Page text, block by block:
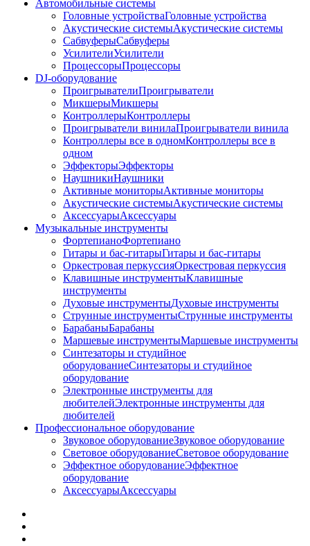
Автомобильные системы
Головные устройстваГоловные устройства
Акустические системыАкустические системы
СабвуферыСабвуферы
УсилителиУсилители
ПроцессорыПроцессоры
DJ-оборудование
ПроигрывателиПроигрыватели
МикшерыМикшеры
КонтроллерыКонтроллеры
Проигрыватели винилаПроигрыватели винила
Контроллеры все в одномКонтроллеры все в
одном
ЭффекторыЭффекторы
НаушникиНаушники
Активные мониторыАктивные мониторы
Акустические системыАкустические системы
АксессуарыАксессуары
Музыкальные инструменты
ФортепианоФортепиано
Гитары и бас-гитарыГитары и бас-гитары
Оркестровая перкуссияОркестровая перкуссия
Клавишные инструментыКлавишные
инструменты
Духовые инструментыДуховые инструменты
Струнные инструментыСтрунные инструменты
БарабаныБарабаны
Маршевые инструментыМаршевые инструменты
Синтезаторы и студийное
оборудованиеСинтезаторы и студийное
оборудование
Электронные инструменты для
любителейЭлектронные инструменты для
любителей
Профессиональное оборудование
Звуковое оборудованиеЗвуковое оборудование
Световое оборудованиеСветовое оборудование
Эффектное оборудованиеЭффектное
оборудование
АксессуарыАксессуары